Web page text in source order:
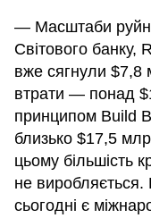
— Масштаби
Світового банку,
вже сягнули $7,8
втрати — понад
принципом Build
близько $17,5
цьому більшість
не
сьогодні є